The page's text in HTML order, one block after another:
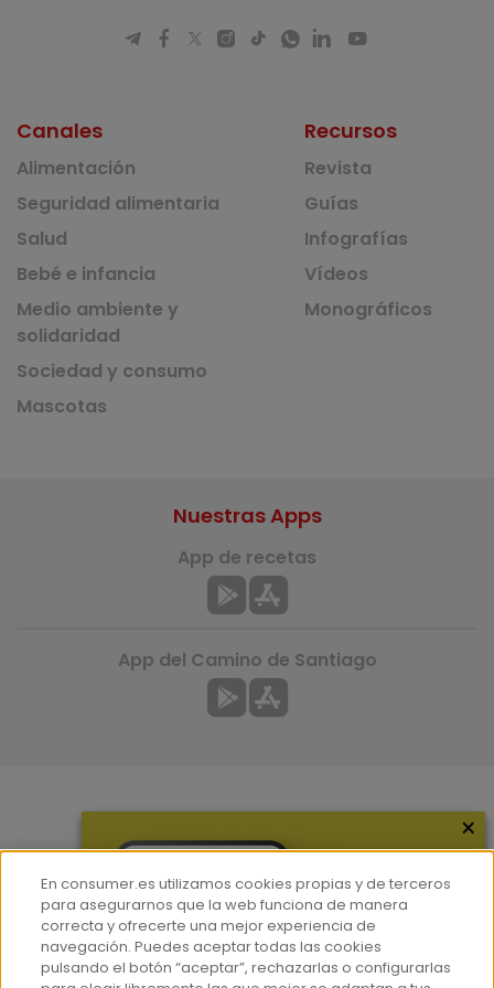
Canales
Alimentación
Seguridad alimentaria
Salud
Bebé e infancia
Medio ambiente y
solidaridad
Sociedad y consumo
Mascotas
Recursos
Revista
Guías
Infografías
Vídeos
Monográficos
Hemeroteca
Contacto
Prensa
Nuestras Apps
App de recetas
App del Camino de Santiago
×
En consumer.es utilizamos cookies propias y de terceros
para asegurarnos que la web funciona de manera
correcta y ofrecerte una mejor experiencia de
navegación. Puedes aceptar todas las cookies
pulsando el botón “aceptar”, rechazarlas o configurarlas